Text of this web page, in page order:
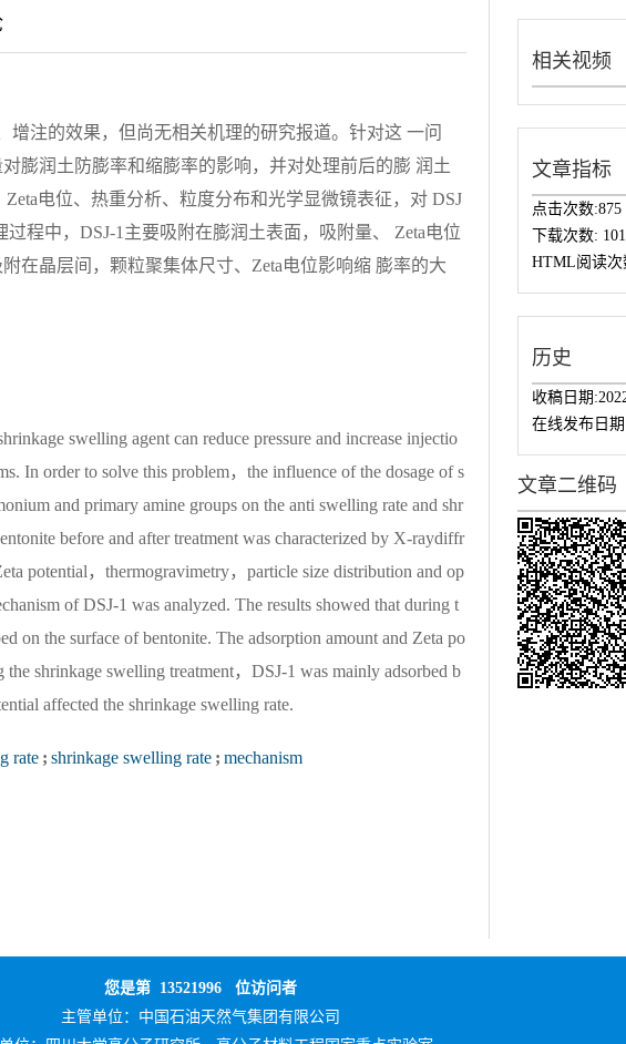
注的效果，但尚无相关机理的研究报道。针对这 一问
膨润土防膨率和缩膨率的影响，并对处理前后的膨 润土
电位、热重分析、粒度分布和光学显微镜表征，对 DSJ
程中，DSJ-1主要吸附在膨润土表面，吸附量、 Zeta电位
在晶层间，颗粒聚集体尺寸、Zeta电位影响缩 膨率的大
swelling agent can reduce pressure and increase injectio
In order to solve this problem，the influence of the dosage of s
and primary amine groups on the anti swelling rate and shr
before and after treatment was characterized by X-raydiffr
potential，thermogravimetry，particle size distribution and op
of DSJ-1 was analyzed. The results showed that during t
on the surface of bentonite. The adsorption amount and Zeta po
shrinkage swelling treatment，DSJ-1 was mainly adsorbed b
affected the shrinkage swelling rate.
rate ; shrinkage swelling rate ; mechanism
相关视频
文章指标
点击次数:875
下载次数:
HTML阅读次
历史
收稿日期:
在线发布日
文章二维码
您是第 13521996 位访问者
主管单位： 中国石油天然气集团有限公司